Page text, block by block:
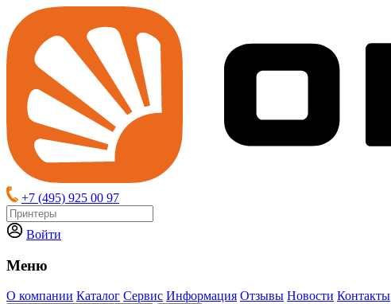
+7 (495) 925 00 97
Войти
Меню
О компании Каталог Сервис Информация Отзывы Новости Контакты